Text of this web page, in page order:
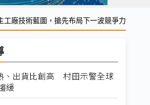
工廠技術藍圖，搶先布局下一波競爭力
、出貨比創高 村田示警全球
緩